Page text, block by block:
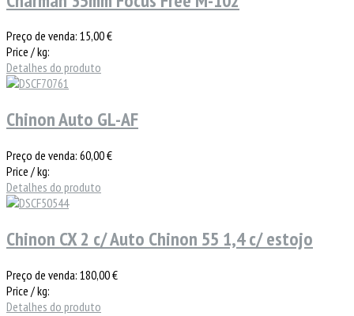
Preço de venda: 15,00 €
Price / kg:
Detalhes do produto
Chinon Auto GL-AF
Preço de venda: 60,00 €
Price / kg:
Detalhes do produto
Chinon CX 2 c/ Auto Chinon 55 1,4 c/ estojo
Preço de venda: 180,00 €
Price / kg:
Detalhes do produto